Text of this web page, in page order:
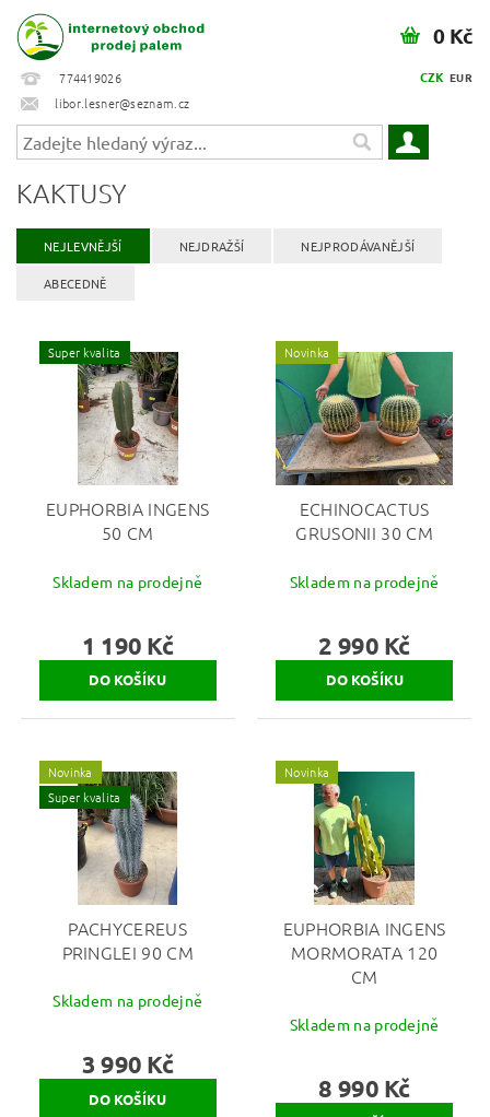
774419026
libor.lesner@seznam.cz
CZK EUR
0 Kč
KAKTUSY
NEJLEVNĚJŠÍ NEJDRAŽŠÍ NEJPRODÁVANĚJŠÍ
ABECEDNĚ
Super kvalita
EUPHORBIA INGENS
50 CM
Skladem na prodejně
1 190 Kč
Novinka
ECHINOCACTUS
GRUSONII 30 CM
Skladem na prodejně
2 990 Kč
Novinka
Super kvalita
PACHYCEREUS
PRINGLEI 90 CM
Skladem na prodejně
3 990 Kč
Novinka
EUPHORBIA INGENS
MORMORATA 120
CM
Skladem na prodejně
8 990 Kč